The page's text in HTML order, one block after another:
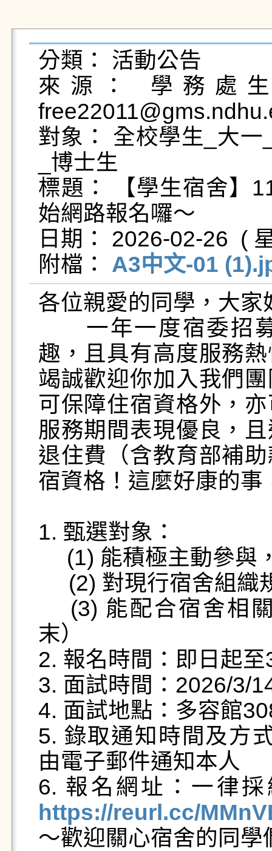
分類： 活動公告
來源： 學務處
對象： 全校學生_大
_博士生
標題： 【學生宿舍】
始網路報名囉～
日期： 2026-02-26  (
附檔： A3中文-01
各位親愛的同學，大家
一年一度宿委招募
趣，且具有高度服務
竭誠歡迎你加入我們
可保障住宿資格外，
服務期間表現優良，
退住費（含教育部補
宿資格！這麼好康的事
1. 甄選對象：
(1) 能積極主動參與
(3) 能配合宿舍相
末）
2. 報名時間：即日起
3. 面試時間：2026/3/
4. 面試地點：多容館
5. 錄取通知時間及方
由電子郵件通知本人
6. 報名網址：一律
https://reurl.cc/
～歡迎關心宿舍的同學